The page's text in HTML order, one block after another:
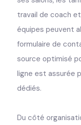
travail de coach
équipes peuvent
formulaire de
source optimisé
ligne est assurée
dédiés.
Du côté